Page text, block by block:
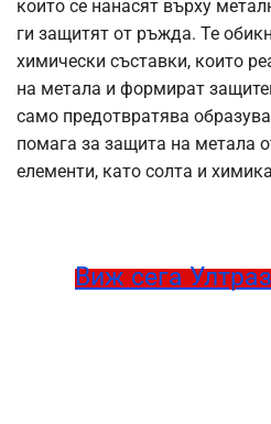
които се нанасят върху
ги защитят от ръжда. Те
химически съставки, които
на метала и формират
само предотвратява
помага за защита на метала
елементи, като солта и
Виж сега